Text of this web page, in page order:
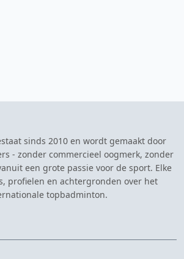
sinds 2010 en wordt gemaakt door
- zonder commercieel oogmerk, zonder
een grote passie voor de sport. Elke
profielen en achtergronden over het
topbadminton.